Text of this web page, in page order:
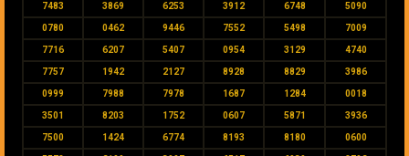
7483 3869 6253 3912 6748 5090
0780 0462 9446 7552 5498 7009
7716 6207 5407 0954 3129 4740
7757 1942 2127 8928 8829 3986
0999 7988 7978 1687 1284 0018
3501 8203 1752 0607 5871 3936
7500 1424 6774 8193 8180 0600